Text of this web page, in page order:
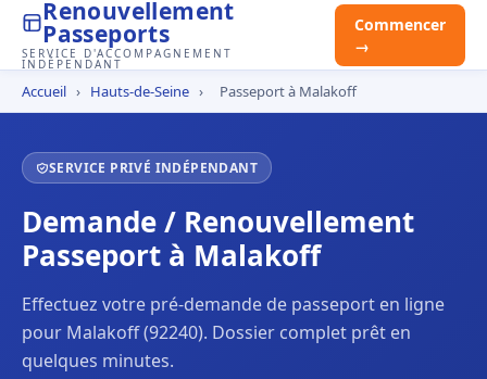
Renouvellement
Passeports
SERVICE D'ACCOMPAGNEMENT
INDÉPENDANT
Commencer
→
Accueil › Hauts-de-Seine › Passeport à Malakoff
SERVICE PRIVÉ INDÉPENDANT
Demande / Renouvellement
Passeport à Malakoff
Effectuez votre pré-demande de passeport en ligne
pour Malakoff (92240). Dossier complet prêt en
quelques minutes.